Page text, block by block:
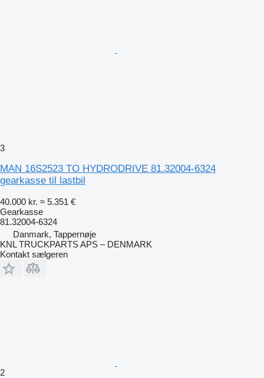
3
MAN 16S2523 TO HYDRODRIVE 81.32004-6324
gearkasse til lastbil
40.000 kr. ≈ 5.351 €
Gearkasse
81.32004-6324
Danmark, Tappernøje
KNL TRUCKPARTS APS – DENMARK
Kontakt sælgeren
2